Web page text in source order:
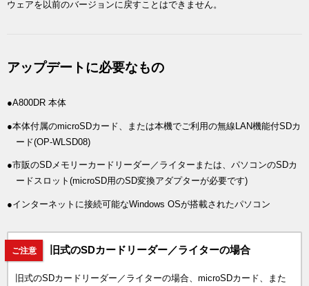
ウェアを以前のバージョンに戻すことはできません。
アップデートに必要なもの
●A800DR 本体
●本体付属のmicroSDカード、または本機でご利用の無線LAN機能付SDカ
ード(OP-WLSD08)
●市販のSDメモリーカードリーダー／ライターまたは、パソコンのSDカ
ードスロット(microSD用のSD変換アダプターが必要です)
●インターネットに接続可能なWindows OSが搭載されたパソコン
ご注意 旧式のSDカードリーダー／ライターの場合
旧式のSDカードリーダー／ライターの場合、microSDカード、また